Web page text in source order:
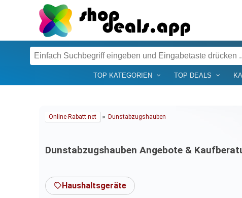
TOP KATEGORIEN TOP DEALS
Online-Rabatt.net » Dunstabzugshauben
Dunstabzugshauben Angebote &
Haushaltsgeräte